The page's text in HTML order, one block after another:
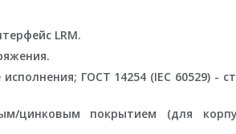
LRM.
ГОСТ 14254 (IEC 60529) -
покрытием (для